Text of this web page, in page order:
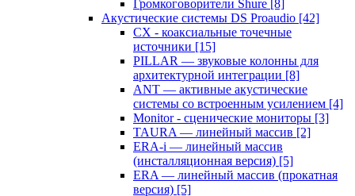
Громкоговорители Shure [8]
Акустические системы DS Proaudio [42]
CX - коаксиальные точечные
источники [15]
PILLAR — звуковые колонны для
архитектурной интеграции [8]
ANT — активные акустические
системы со встроенным усилением [4]
Monitor - сценические мониторы [3]
TAURA — линейный массив [2]
ERA-i — линейный массив
(инсталляционная версия) [5]
ERA — линейный массив (прокатная
версия) [5]